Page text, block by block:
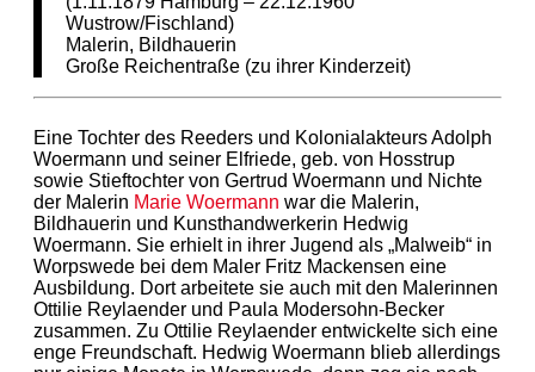
Wustrow/Fischland)
Malerin, Bildhauerin
Große Reichentraße (zu ihrer Kinderzeit)
Eine Tochter des Reeders und Kolonialakteurs Adolph
Woermann und seiner Elfriede, geb. von Hosstrup
sowie Stieftochter von Gertrud Woermann und Nichte
der Malerin Marie Woermann war die Malerin,
Bildhauerin und Kunsthandwerkerin Hedwig
Woermann. Sie erhielt in ihrer Jugend als „Malweib“ in
Worpswede bei dem Maler Fritz Mackensen eine
Ausbildung. Dort arbeitete sie auch mit den Malerinnen
Ottilie Reylaender und Paula Modersohn-Becker
zusammen. Zu Ottilie Reylaender entwickelte sich eine
enge Freundschaft. Hedwig Woermann blieb allerdings